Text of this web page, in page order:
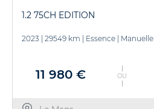
1.2 75CH EDITION
2023 | 29549 km | Essence | Manuelle
11 980 € OU